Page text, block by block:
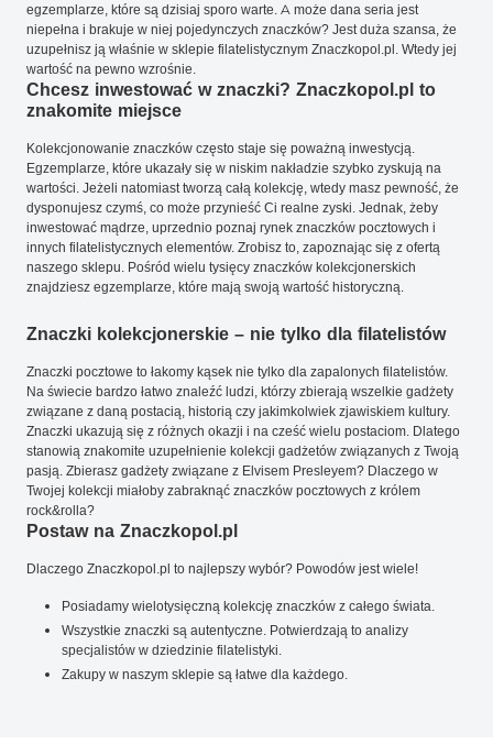
egzemplarze, które są dzisiaj sporo warte. A może dana seria jest
niepełna i brakuje w niej pojedynczych znaczków? Jest duża szansa, że
uzupełnisz ją właśnie w sklepie filatelistycznym Znaczkopol.pl. Wtedy jej
wartość na pewno wzrośnie.
Chcesz inwestować w znaczki? Znaczkopol.pl to
znakomite miejsce
Kolekcjonowanie znaczków często staje się poważną inwestycją.
Egzemplarze, które ukazały się w niskim nakładzie szybko zyskują na
wartości. Jeżeli natomiast tworzą całą kolekcję, wtedy masz pewność, że
dysponujesz czymś, co może przynieść Ci realne zyski. Jednak, żeby
inwestować mądrze, uprzednio poznaj rynek znaczków pocztowych i
innych filatelistycznych elementów. Zrobisz to, zapoznając się z ofertą
naszego sklepu. Pośród wielu tysięcy znaczków kolekcjonerskich
znajdziesz egzemplarze, które mają swoją wartość historyczną.
Znaczki kolekcjonerskie – nie tylko dla filatelistów
Znaczki pocztowe to łakomy kąsek nie tylko dla zapalonych filatelistów.
Na świecie bardzo łatwo znaleźć ludzi, którzy zbierają wszelkie gadżety
związane z daną postacią, historią czy jakimkolwiek zjawiskiem kultury.
Znaczki ukazują się z różnych okazji i na cześć wielu postaciom. Dlatego
stanowią znakomite uzupełnienie kolekcji gadżetów związanych z Twoją
pasją. Zbierasz gadżety związane z Elvisem Presleyem? Dlaczego w
Twojej kolekcji miałoby zabraknąć znaczków pocztowych z królem
rock&rolla?
Postaw na Znaczkopol.pl
Dlaczego Znaczkopol.pl to najlepszy wybór? Powodów jest wiele!
Posiadamy wielotysięczną kolekcję znaczków z całego świata.
Wszystkie znaczki są autentyczne. Potwierdzają to analizy
specjalistów w dziedzinie filatelistyki.
Zakupy w naszym sklepie są łatwe dla każdego.